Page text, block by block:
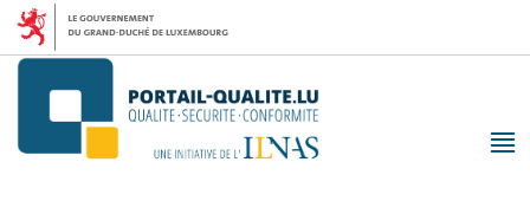
Aller
la
Aller
contenu